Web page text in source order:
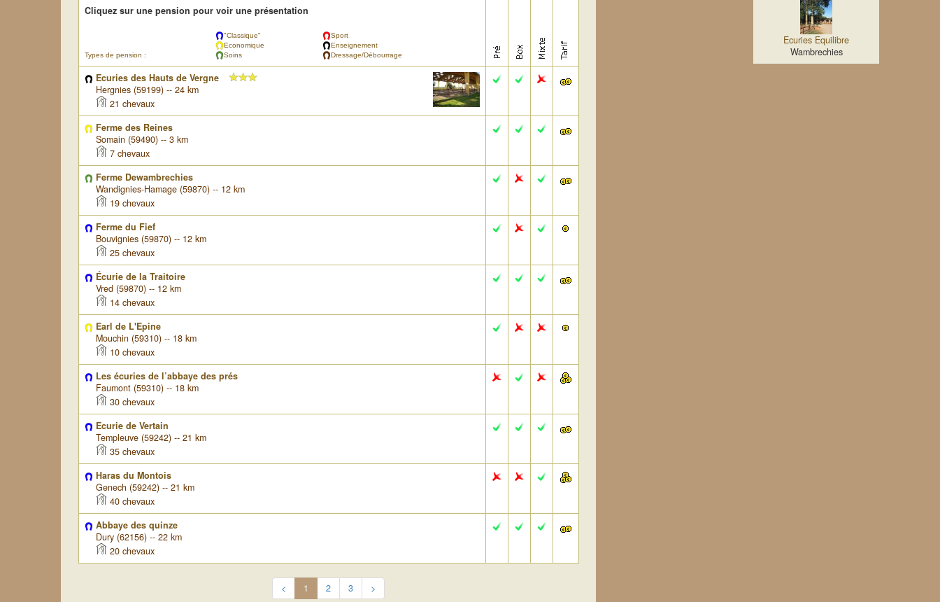
Cliquez sur une pension pour voir une présentation
Types de pension :
"Classique"
Economique
Soins
Sport
Enseignement
Dressage/Débourrage
Ecuries des Hauts de Vergne
Hergnies (59199) -- 24 km
21 chevaux
Ferme des Reines
Somain (59490) -- 3 km
7 chevaux
Ferme Dewambrechies
Wandignies-Hamage (59870) -- 12 km
19 chevaux
Ferme du Fief
Bouvignies (59870) -- 12 km
25 chevaux
Écurie de la Traitoire
Vred (59870) -- 12 km
14 chevaux
Earl de L'Epine
Mouchin (59310) -- 18 km
10 chevaux
Les écuries de l’abbaye des prés
Faumont (59310) -- 18 km
30 chevaux
Ecurie de Vertain
Templeuve (59242) -- 21 km
35 chevaux
Haras du Montois
Genech (59242) -- 21 km
40 chevaux
Abbaye des quinze
Dury (62156) -- 22 km
20 chevaux
< 1 2 3 >
Ecuries Equilibre
Wambrechies